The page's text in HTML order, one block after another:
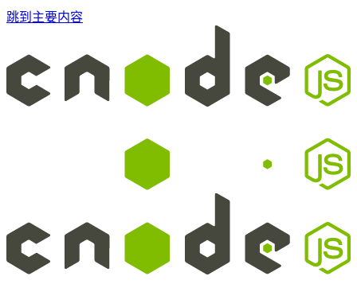
跳到主要内容